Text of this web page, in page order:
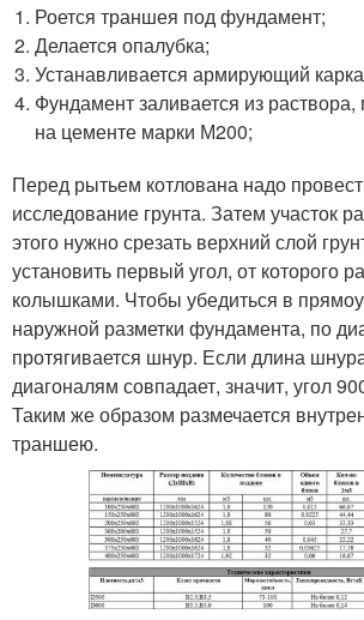
Роется траншея под фундамент;
Делается опалубка;
Устанавливается армирующий
Фундамент заливается из
на цементе марки М200;
Перед рытьем котлована надо
исследование грунта. Затем участок
этого нужно срезать верхний слой
установить первый угол, от которого
колышками. Чтобы убедиться в
наружной разметки фундамента, по
протягивается шнур. Если длина
диагоналям совпадает, значит, угол 90
Таким же образом размечается
траншею.